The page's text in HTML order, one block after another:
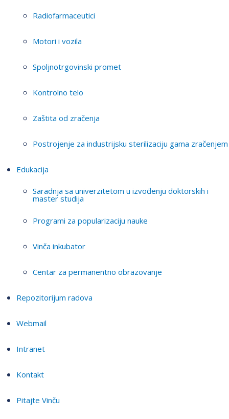
Radiofarmaceutici
Motori i vozila
Spoljnotrgovinski promet
Kontrolno telo
Zaštita od zračenja
Postrojenje za industrijsku sterilizaciju gama zračenjem
Edukacija
Saradnja sa univerzitetom u izvođenju doktorskih i
master studija
Programi za popularizaciju nauke
Vinča inkubator
Centar za permanentno obrazovanje
Repozitorijum radova
Webmail
Intranet
Kontakt
Pitajte Vinču